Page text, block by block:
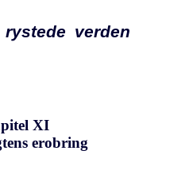
verden
XI
erobring